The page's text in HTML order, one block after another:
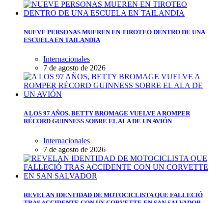
NUEVE PERSONAS MUEREN EN TIROTEO DENTRO DE UNA
ESCUELA EN TAILANDIA
Internacionales
7 de agosto de 2026
A LOS 97 AÑOS, BETTY BROMAGE VUELVE A ROMPER
RÉCORD GUINNESS SOBRE EL ALA DE UN AVIÓN
Internacionales
7 de agosto de 2026
REVELAN IDENTIDAD DE MOTOCICLISTA QUE FALLECIÓ